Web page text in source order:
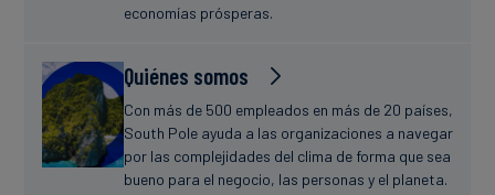
economías prósperas.
Quiénes somos
Con más de 500 empleados en más de 20 países,
South Pole ayuda a las organizaciones a navegar
por las complejidades del clima de forma que sea
bueno para el negocio, las personas y el planeta.